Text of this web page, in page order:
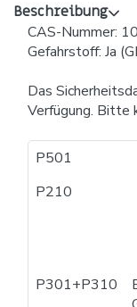
Beschreibung
CAS-Nummer:
Gefahrstoff: Ja
Das
Verfügung. Bitte
P501
P210
P301+P310